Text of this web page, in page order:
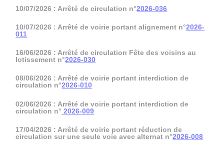
10/07/2026 : Arrêté de circulation n°2026-036
10/07/2026 : Arrêté de voirie portant alignement n°2026-
011
16/06/2026 : Arrêté de circulation Fête des voisins au
lotissement n°2026-030
08/06/2026 : Arrêté de voirie portant interdiction de
circulation n°2026-010
02/06/2026 : Arrêté de voirie portant interdiction de
circulation n° 2026-009
17/04/2026 : Arrêté de voirie portant réduction de
circulation sur une seule voie avec alternat n°2026-008